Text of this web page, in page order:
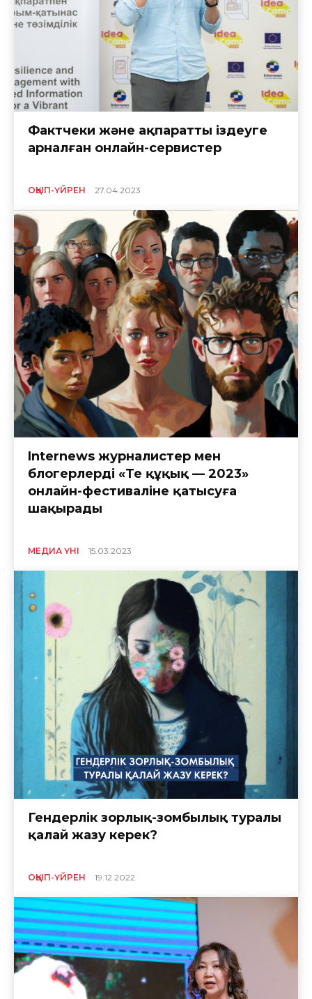
Фактчекиң және ақпаратты іздеуге
арналған онлайн-сервистер
ОҚЫП-ҮЙРЕН 27.04.2023
Internews журналистер мен
блогерлерді «Тең құқық — 2023»
онлайн-фестиваліне қатысуға
шақырады
МЕДИА ҮНІ 15.03.2023
Гендерлік зорлық-зомбылық туралы
қалай жазу керек?
ОҚЫП-ҮЙРЕН 19.12.2022